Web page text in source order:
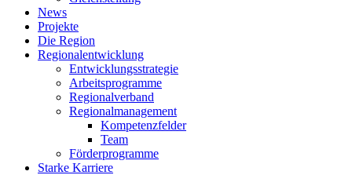
News
Projekte
Die Region
Regionalentwicklung
Entwicklungsstrategie
Arbeitsprogramme
Regionalverband
Regionalmanagement
Kompetenzfelder
Team
Förderprogramme
Starke Karriere